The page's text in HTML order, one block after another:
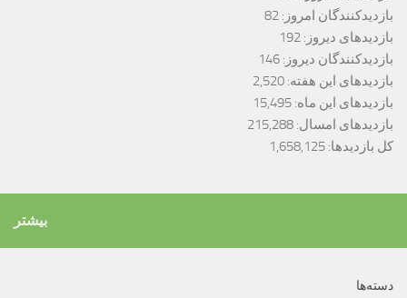
بازدیدکنندگان امروز: 82
بازدیدهای دیروز: 192
بازدیدکنندگان دیروز: 146
بازدیدهای این هفته: 2,520
بازدیدهای این ماه: 15,495
بازدیدهای امسال: 215,288
کل بازدیدها: 1,658,125
بیشتر
دسته‌ها